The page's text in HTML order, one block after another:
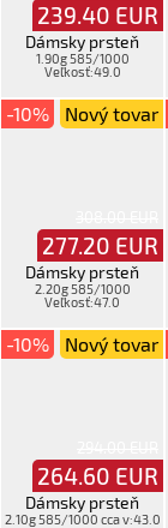
239.40 EUR
Dámsky prsteň
1.90g 585/1000
Veľkosť:49.0
-10%
277.20 EUR
Nový tovar
Dámsky prsteň
2.20g 585/1000
Veľkosť:47.0
-10%
264.60 EUR
Nový tovar
Dámsky prsteň
2.10g 585/1000 cca v:43.0